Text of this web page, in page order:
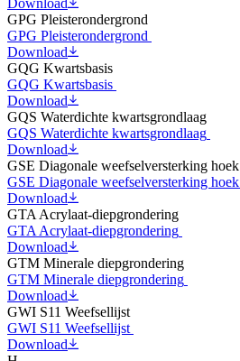
GPG Pleisterondergrond
GPG Pleisterondergrond
Download
GQG Kwartsbasis
GQG Kwartsbasis
Download
GQS Waterdichte kwartsgrondlaag
GQS Waterdichte kwartsgrondlaag
Download
GSE Diagonale weefselversterking hoek
GSE Diagonale weefselversterking hoek
Download
GTA Acrylaat-diepgrondering
GTA Acrylaat-diepgrondering
Download
GTM Minerale diepgrondering
GTM Minerale diepgrondering
Download
GWI S11 Weefsellijst
GWI S11 Weefsellijst
Download